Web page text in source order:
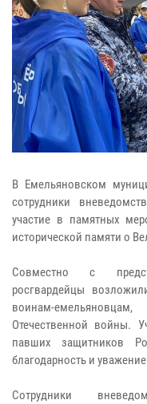
В Емельяновском
сотрудники
участие в памятных
исторической памяти о
Совместно с
росгвардейцы
воинам-
Отечественной войны.
павших защитников
благодарность и
Сотрудники